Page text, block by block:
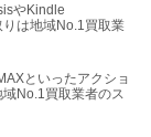
やKindle
は地域No.1買取業
といったアクショ
No.1買取業者のス